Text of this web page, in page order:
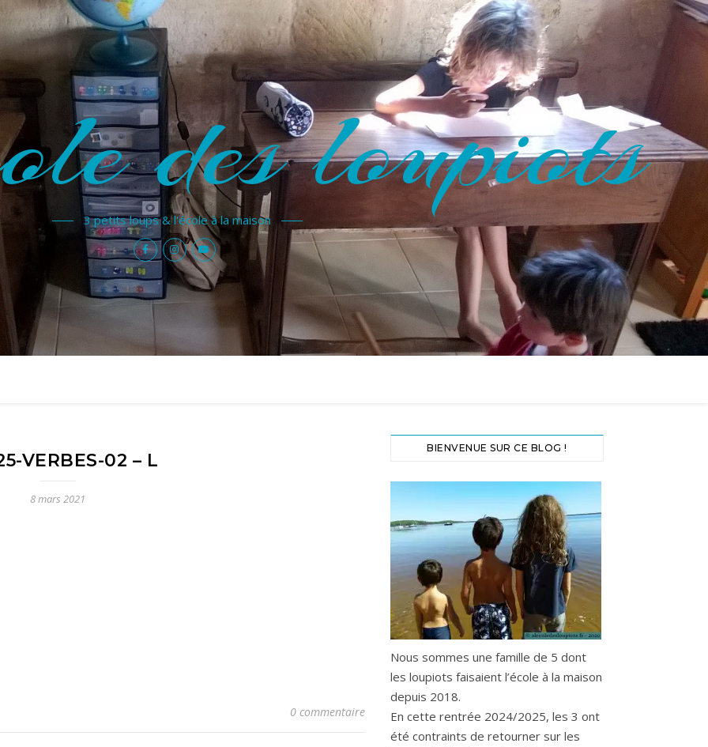
des loupiots
3 petits loups & l'école à la maison
VERBES-02 – L
8 mars 2021
0 commentaire
BIENVENUE SUR CE BLOG !
Nous sommes une famille de 5 dont
les loupiots faisaient l’école à la maison
depuis 2018.
En cette rentrée 2024/2025, les 3 ont
été contraints de retourner sur les